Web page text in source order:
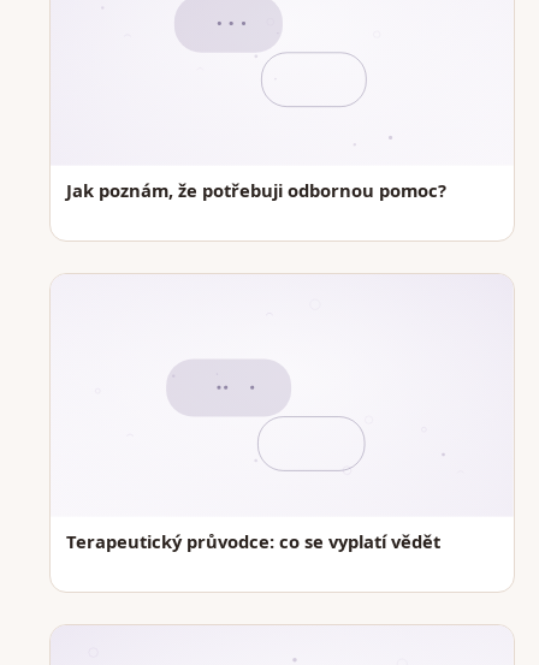
Jak poznám, že potřebuji odbornou pomoc?
Terapeutický průvodce: co se vyplatí vědět